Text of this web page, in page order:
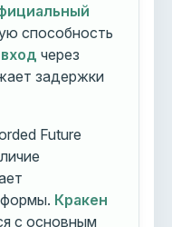
способность
через
задержки
Future
Кракен
с основным